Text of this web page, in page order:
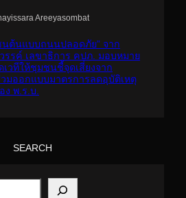
Areeyasombat
ต้นแบบถนนปลอดภัย” จาก
รรค์ เลขาธิการ คปภ. มอบหมาย
เวทีให้ชุมชนชี้จุดเสี่ยงจาก
มออกแบบมาตรการลดอุบัติเหตุ
ง พ.ร.บ.
SEARCH